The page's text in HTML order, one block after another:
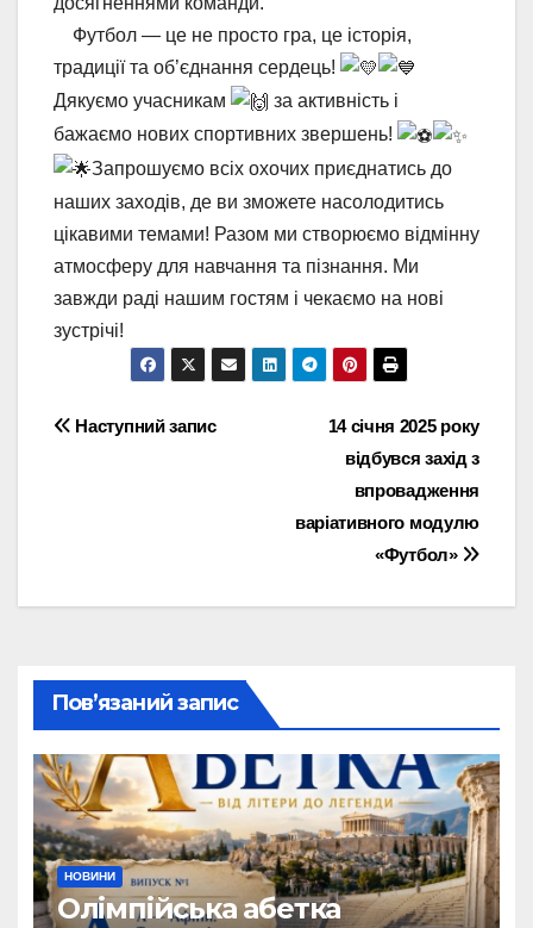
⠀ Футбол — це не просто гра, це історія,
традиції та об’єднання сердець!
Дякуємо учасникам
за активність і
бажаємо нових спортивних звершень!
Запрошуємо всіх охочих приєднатись до
наших заходів, де ви зможете насолодитись
цікавими темами! Разом ми створюємо відмінну
атмосферу для навчання та пізнання. Ми
завжди раді нашим гостям і чекаємо на нові
зустрічі!
Навігація
14 січня 2025 року
відбувся захід з
впровадження
варіативного модулю
«Футбол»
Наступний запис
Пов’язаний запис
НОВИНИ
Олімпійська абетка